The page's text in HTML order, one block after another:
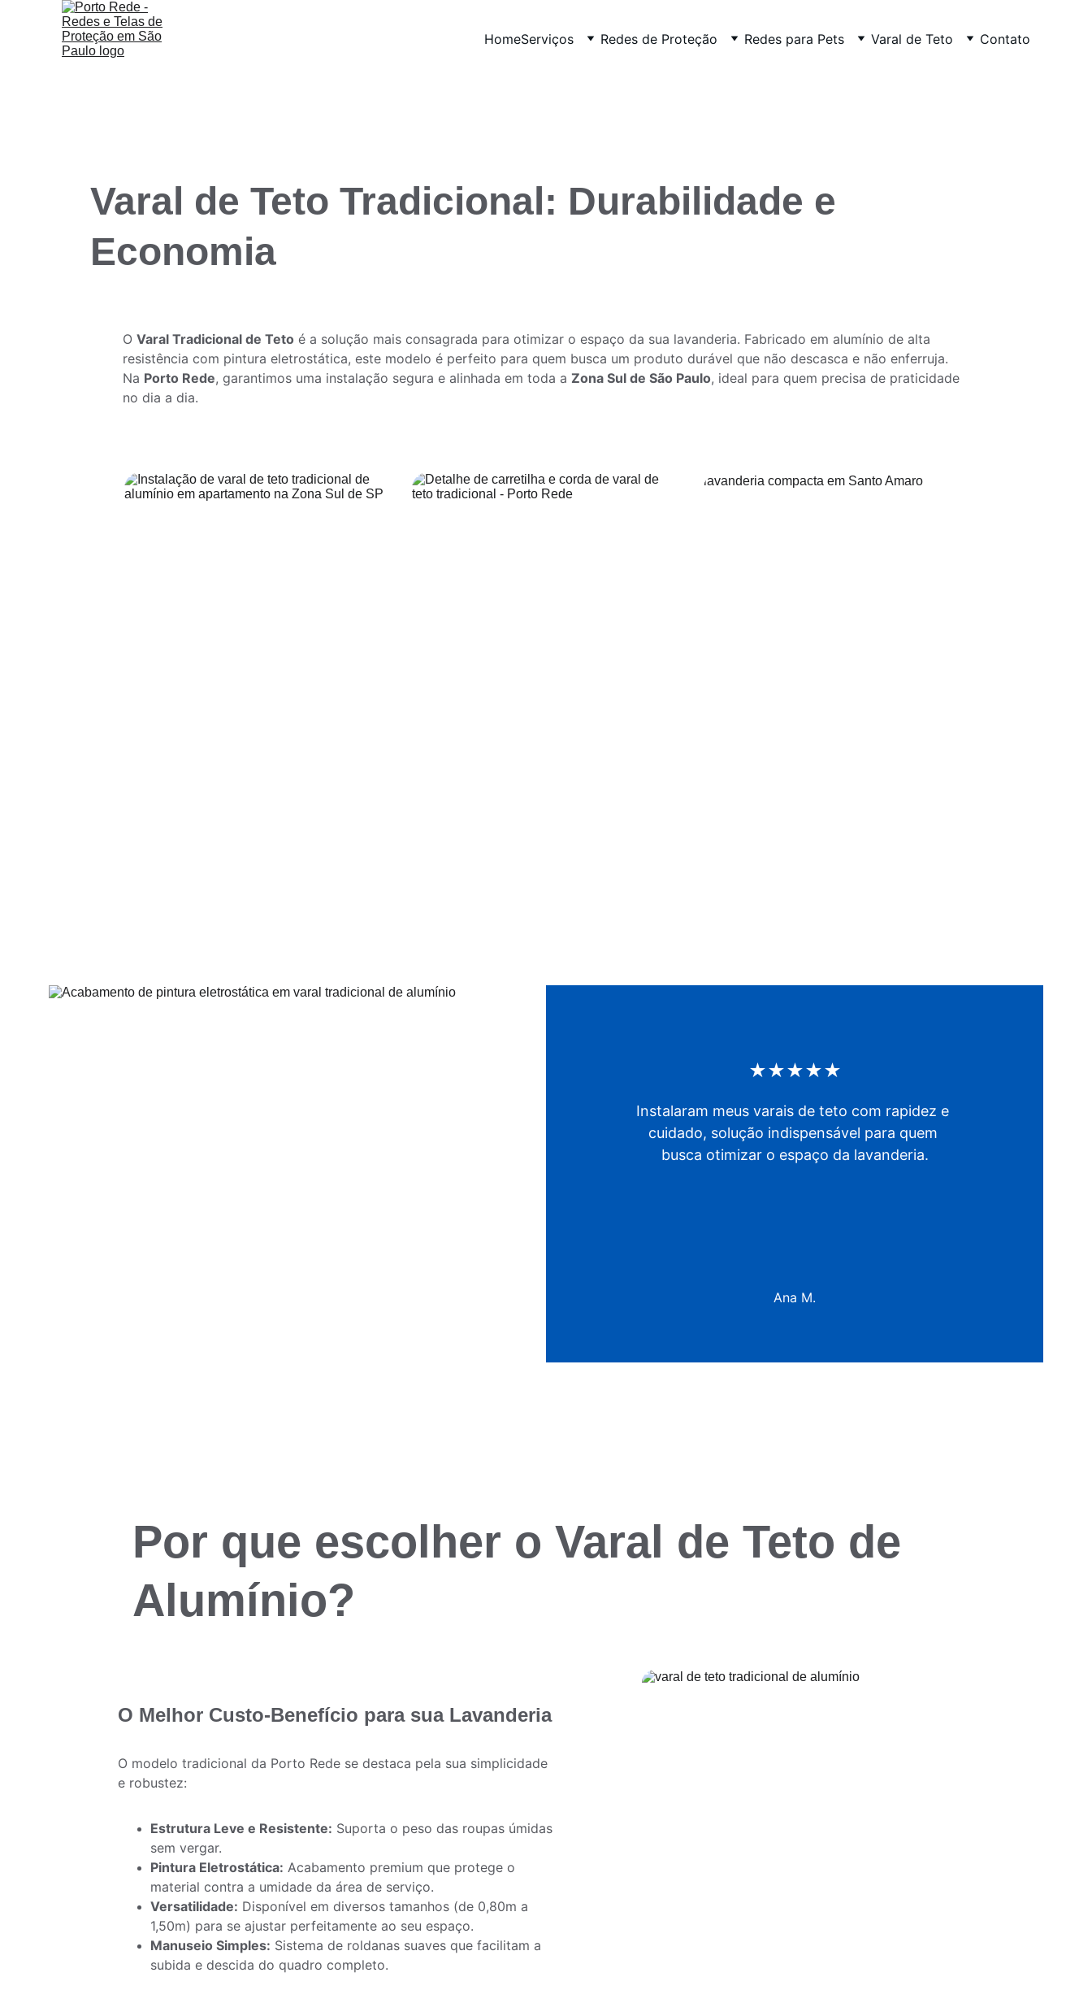
HomeServiços Redes de Proteção Redes para Pets Varal de Teto Contato
Varal de Teto Tradicional: Durabilidade e
Economia
O Varal Tradicional de Teto é a solução mais consagrada para otimizar o espaço da sua lavanderia. Fabricado em alumínio de alta
resistência com pintura eletrostática, este modelo é perfeito para quem busca um produto durável que não descasca e não enferruja.
Na Porto Rede, garantimos uma instalação segura e alinhada em toda a Zona Sul de São Paulo, ideal para quem precisa de praticidade
no dia a dia.
Instalaram meus varais de teto com rapidez e
cuidado, solução indispensável para quem
busca otimizar o espaço da lavanderia.
Ana M.
★★★★★
Por que escolher o Varal de Teto de
Alumínio?
O Melhor Custo-Benefício para sua Lavanderia
O modelo tradicional da Porto Rede se destaca pela sua simplicidade
e robustez:
Estrutura Leve e Resistente: Suporta o peso das roupas úmidas
sem vergar.
Pintura Eletrostática: Acabamento premium que protege o
material contra a umidade da área de serviço.
Versatilidade: Disponível em diversos tamanhos (de 0,80m a
1,50m) para se ajustar perfeitamente ao seu espaço.
Manuseio Simples: Sistema de roldanas suaves que facilitam a
subida e descida do quadro completo.